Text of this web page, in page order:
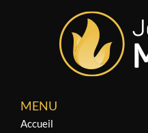
MENU
Accueil